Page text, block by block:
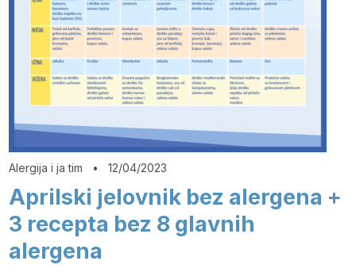
Alergija i ja tim •12/04/2023
Aprilski jelovnik bez alergena +
3 recepta bez 8 glavnih
alergena